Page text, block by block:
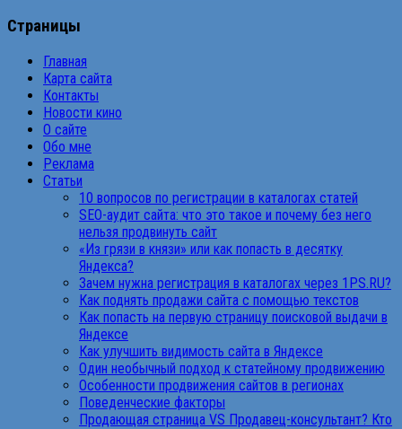
Страницы
Главная
Карта сайта
Контакты
Новости кино
О сайте
Обо мне
Реклама
Статьи
10 вопросов по регистрации в каталогах статей
SEO-аудит сайта: что это такое и почему без него
нельзя продвинуть сайт
«Из грязи в князи» или как попасть в десятку
Яндекса?
Зачем нужна регистрация в каталогах через 1PS.RU?
Как поднять продажи сайта с помощью текстов
Как попасть на первую страницу поисковой выдачи в
Яндексе
Как улучшить видимость сайта в Яндексе
Один необычный подход к статейному продвижению
Особенности продвижения сайтов в регионах
Поведенческие факторы
Продающая страница VS Продавец-консультант? Кто